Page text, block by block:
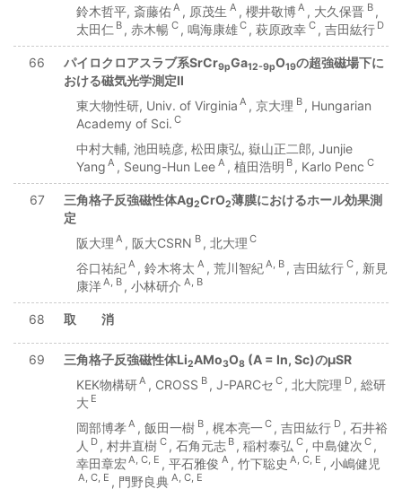
鈴木哲平, 斎藤佑A , 原茂生 A , 櫻井敬博A , 大久保晋 B ,
太田仁 B , 赤木暢 C , 鳴海康雄C , 萩原政幸 C , 吉田紘行 D
66 パイロクロアスラブ系SrCr9pGa12-9pO19の超強磁場下に
おける磁気光学測定II
東大物性研, Univ. of Virginia A , 京大理 B , Hungarian
Academy of Sci. C
中村大輔, 池田暁彦, 松田康弘, 嶽山正二郎, Junjie
Yang A , Seung-Hun Lee A , 植田浩明 B , Karlo Penc C
67 三角格子反強磁性体Ag2CrO2薄膜におけるホール効果測
定
阪大理 A , 阪大CSRN B , 北大理 C
谷口祐紀A , 鈴木将太 A , 荒川智紀A, B , 吉田紘行 C , 新見
康洋A, B , 小林研介 A, B
68 取 消
69 三角格子反強磁性体Li2AMo3O8 (A = In, Sc)のμSR
KEK物構研A , CROSS B , J-PARCセ C , 北大院理 D , 総研
大 E
岡部博孝A , 飯田一樹 B , 梶本亮一C , 吉田紘行 D , 石井裕
人 D , 村井直樹 C , 石角元志 B , 稲村泰弘 C , 中島健次 C ,
幸田章宏 A, C, E , 平石雅俊 A , 竹下聡史 A, C, E , 小嶋健児
A, C, E , 門野良典 A, C, E